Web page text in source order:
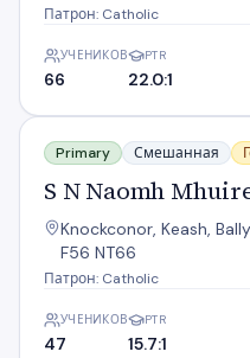
Патрон: Catholic
УЧЕНИКОВ
66
PTR
22.0:1
S N Naomh Mhuire
Primary Смешанная
S N Naomh
Knockconor, Keash,
F56 NT66
Патрон: Catholic
УЧЕНИКОВ
47
PTR
15.7:1